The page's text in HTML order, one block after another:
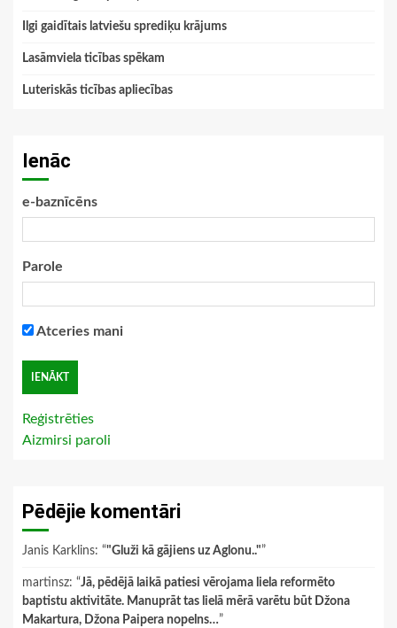
Ilgi gaidītais latviešu sprediķu krājums
Lasāmviela ticības spēkam
Luteriskās ticības apliecības
Ienāc
e-baznīcēns
Parole
Atceries mani
Reģistrēties
Aizmirsi paroli
Pēdējie komentāri
Janis Karklins: “"Gluži kā gājiens uz Aglonu.."”
martinsz: “Jā, pēdējā laikā patiesi vērojama liela reformēto
baptistu aktivitāte. Manuprāt tas lielā mērā varētu būt Džona
Makartura, Džona Paipera nopelns…”